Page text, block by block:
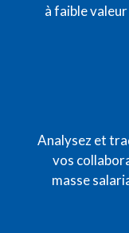
à faible
Analysez et
vos
masse